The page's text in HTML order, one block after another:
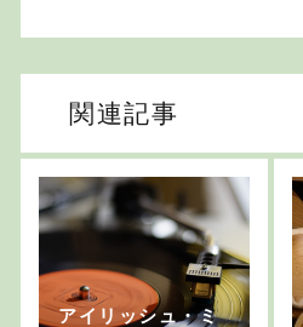
関連記事
アイリッシュ・ミ